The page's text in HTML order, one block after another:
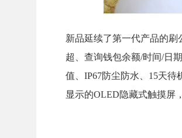
新品延续了第一代产品的
超、查询钱包余额/时间/日
值、IP67防尘防水、15天
显示的OLED隐藏式触摸屏